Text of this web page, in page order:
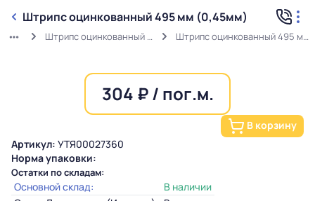
Штрипс оцинкованный 495 мм (0,45мм)
Штрипс оцинкованный (0,45мм) Штрипс оцинкованный 495 мм (0,45мм)
304 ₽ / пог.м.
В корзину
Артикул: УТЯ00027360
Норма упаковки:
Остатки по складам:
Основной склад:
В наличии